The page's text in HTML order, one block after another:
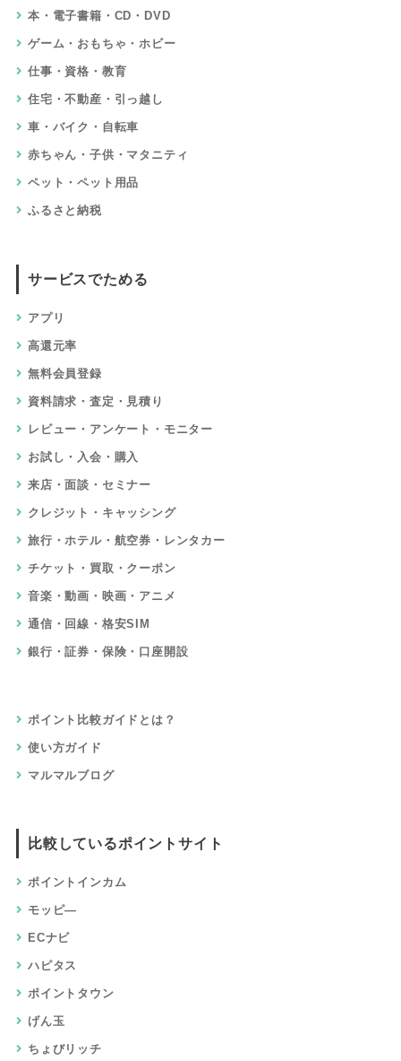
本・電子書籍・CD・DVD
ゲーム・おもちゃ・ホビー
仕事・資格・教育
住宅・不動産・引っ越し
車・バイク・自転車
赤ちゃん・子供・マタニティ
ペット・ペット用品
ふるさと納税
サービスでためる
アプリ
高還元率
無料会員登録
資料請求・査定・見積り
レビュー・アンケート・モニター
お試し・入会・購入
来店・面談・セミナー
クレジット・キャッシング
旅行・ホテル・航空券・レンタカー
チケット・買取・クーポン
音楽・動画・映画・アニメ
通信・回線・格安SIM
銀行・証券・保険・口座開設
ポイント比較ガイドとは？
使い方ガイド
マルマルブログ
比較しているポイントサイト
ポイントインカム
モッピ―
ECナビ
ハピタス
ポイントタウン
げん玉
ちょびリッチ